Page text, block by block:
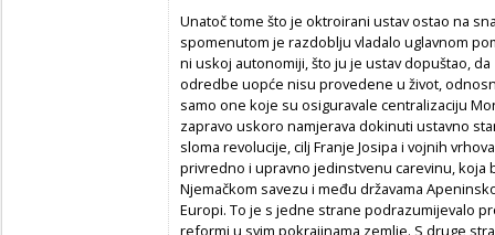
Unatoč tome što je oktroirani ustav ostao na
spomenutom je razdoblju vladalo uglavnom
ni uskoj autonomiji, što ju je ustav dopuštao,
odredbe uopće nisu provedene u život,
samo one koje su osiguravale centralizaciju
zapravo uskoro namjerava dokinuti ustavno
sloma revolucije, cilj Franje Josipa i vojnih
privredno i upravno jedinstvenu carevinu, koja
Njemačkom savezu i među državama
Europi. To je s jedne strane podrazumijevalo
reformi u svim pokrajinama zemlje. S druge